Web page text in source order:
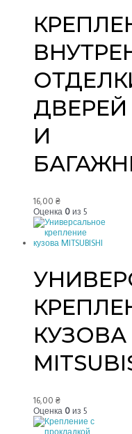
ДВЕРЕЙ
И
16,00 ₴
Оценка 0 из 5
КУЗОВА
16,00 ₴
Оценка 0 из 5